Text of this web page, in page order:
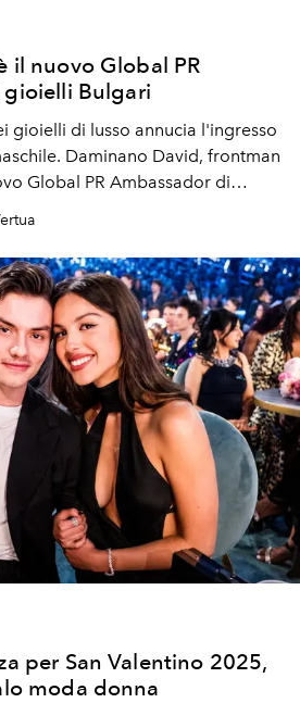
il nuovo Global PR
Bulgari
gioielli di lusso annucia l'ingresso
Daminano David, frontman
Global PR Ambassador di
per San Valentino 2025,
moda donna